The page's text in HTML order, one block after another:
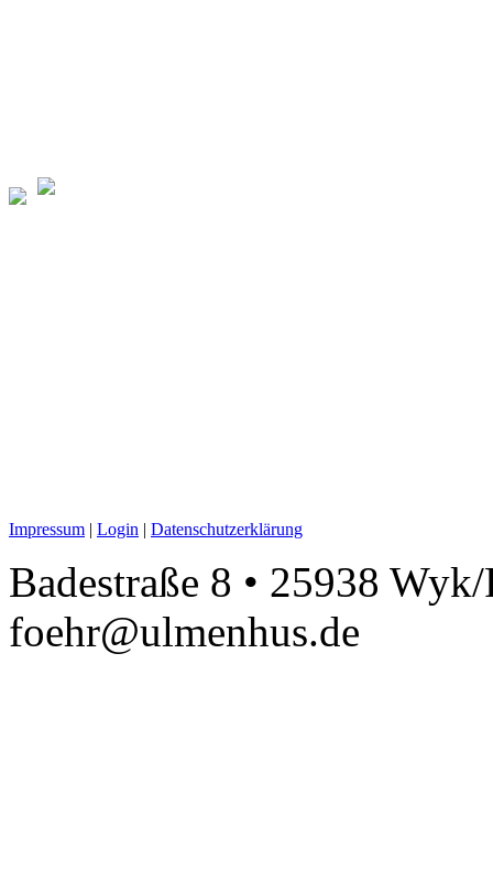
Impressum | Login | Datenschutzerklärung
Badestraße 8 • 25938
foehr@ulmenhus.de